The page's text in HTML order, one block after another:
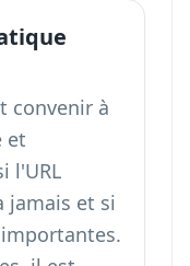
convenir à
et
l'URL
jamais et si